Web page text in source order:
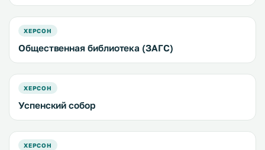
ХЕРСОН
Общественная библиотека (ЗАГС)
ХЕРСОН
Успенский собор
ХЕРСОН